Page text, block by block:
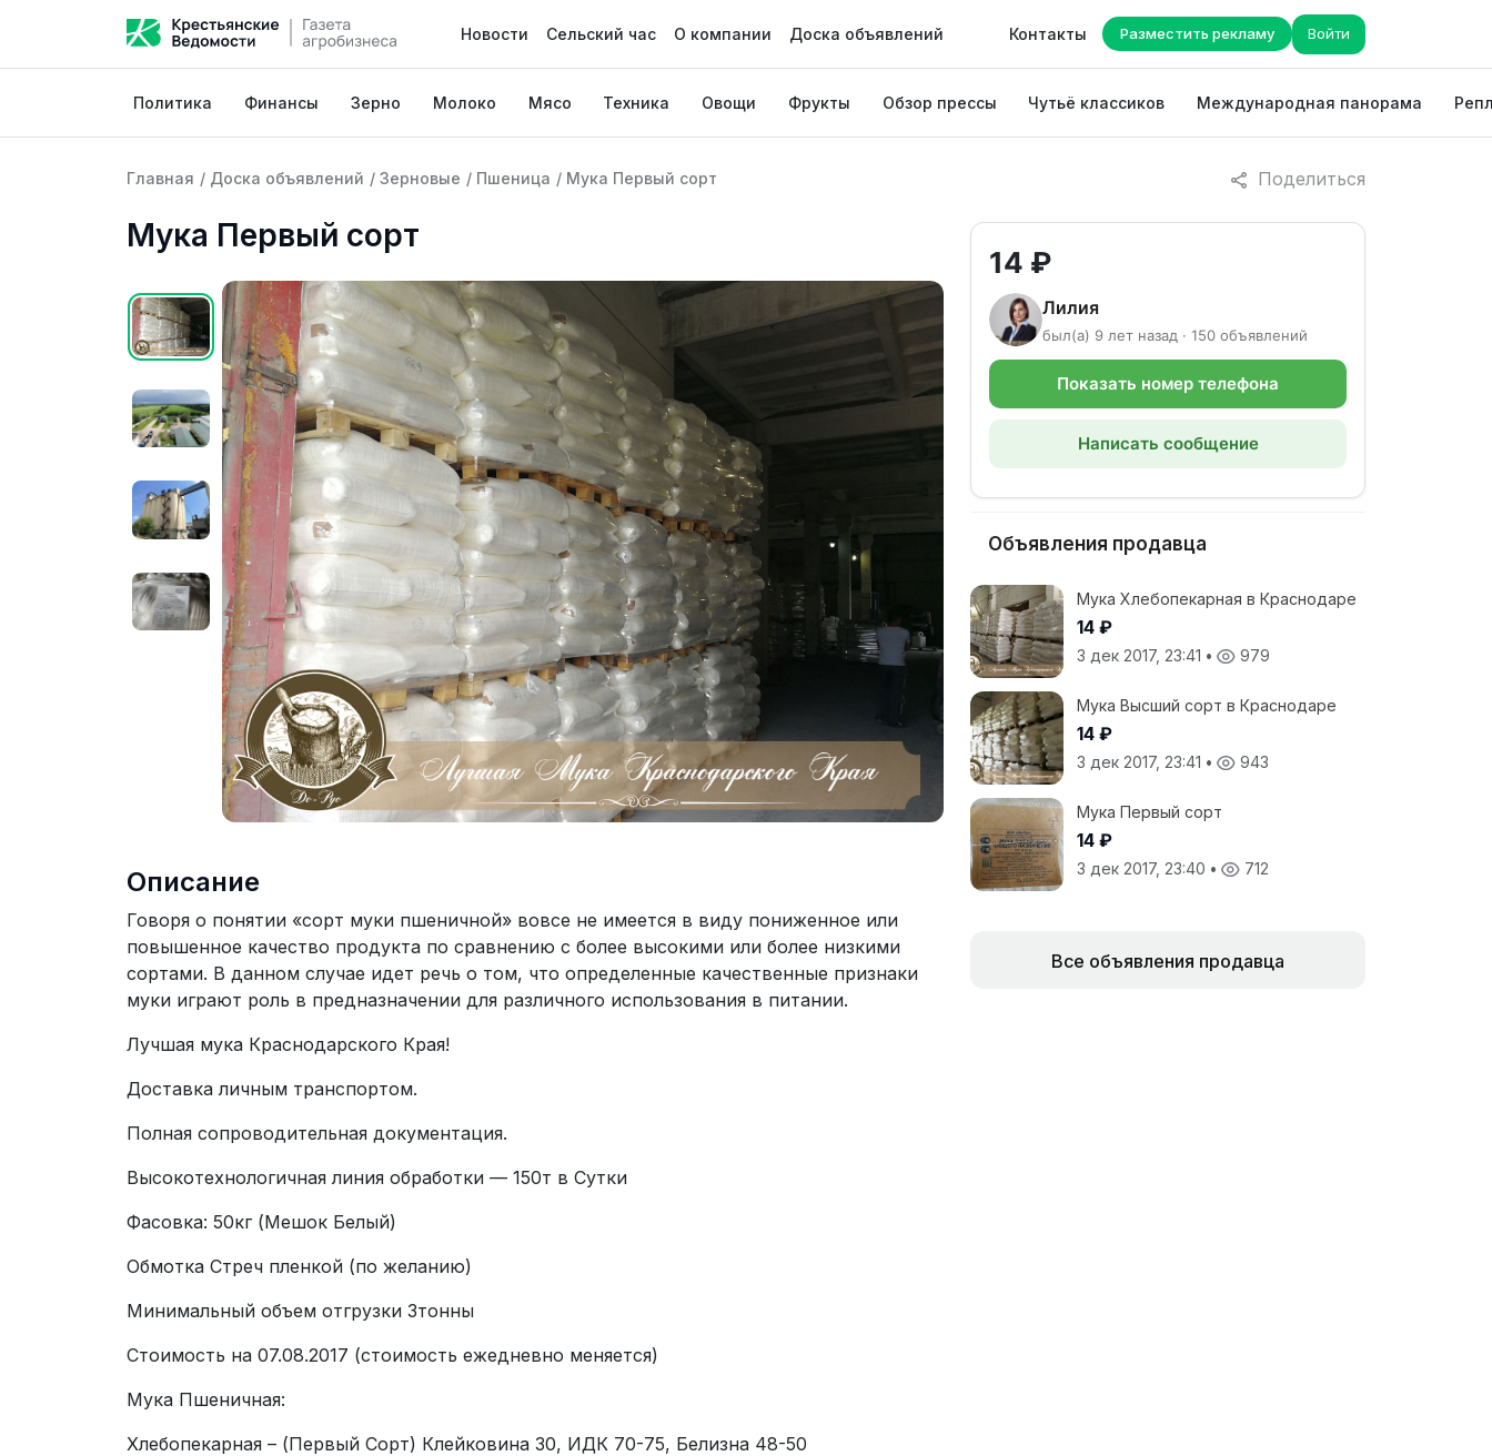
Новости Сельский час О компании Доска объявлений Контакты Разместить рекламу Войти
Политика Финансы Зерно Молоко Мясо Техника Овощи Фрукты Обзор прессы Чутьё классиков Международная панорама
Поделиться
Главная / Доска объявлений / Зерновые / Пшеница / Мука Первый сорт
Мука Первый сорт
Описание
Говоря о понятии «сорт муки пшеничной» вовсе не имеется в виду пониженное или
повышенное качество продукта по сравнению с более высокими или более низкими
сортами. В данном случае идет речь о том, что определенные качественные признаки
муки играют роль в предназначении для различного использования в питании.
Лучшая мука Краснодарского Края!
Доставка личным транспортом.
Полная сопроводительная документация.
Высокотехнологичная линия обработки — 150т в Сутки
Фасовка: 50кг (Мешок Белый)
Обмотка Стреч пленкой (по желанию)
Минимальный объем отгрузки 3тонны
Стоимость на 07.08.2017 (стоимость ежедневно меняется)
Мука Пшеничная:
Хлебопекарная – (Первый Cорт) Клейковина 30, ИДК 70-75, Белизна 48-50
14 ₽
Лилия
был(а) 9 лет назад · 150 объявлений
Показать номер телефона
Написать сообщение
Объявления продавца
Мука Хлебопекарная в Краснодаре
14 ₽
3 дек 2017, 23:41 • 979
Мука Высший сорт в Краснодаре
14 ₽
3 дек 2017, 23:41 • 943
Мука Первый сорт
14 ₽
3 дек 2017, 23:40 • 712
Все объявления продавца